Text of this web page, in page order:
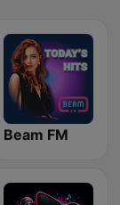
Beam FM